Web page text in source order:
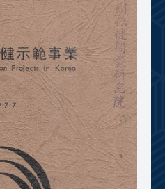
50+1주년 광장